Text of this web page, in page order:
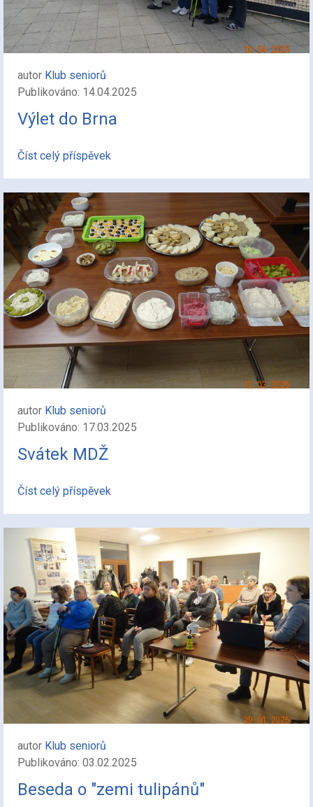
autor Klub seniorů
Publikováno: 14.04.2025
Výlet do Brna
Číst celý příspěvek
autor Klub seniorů
Publikováno: 17.03.2025
Svátek MDŽ
Číst celý příspěvek
autor Klub seniorů
Publikováno: 03.02.2025
Beseda o "zemi tulipánů"